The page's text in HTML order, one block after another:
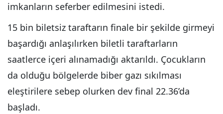
imkanların seferber edilmesini istedi.
15 bin biletsiz taraftarın finale bir şekilde girmeyi
başardığı anlaşılırken biletli taraftarların
saatlerce içeri alınamadığı aktarıldı. Çocukların
da olduğu bölgelerde biber gazı sıkılması
eleştirilere sebep olurken dev final 22.36’da
başladı.